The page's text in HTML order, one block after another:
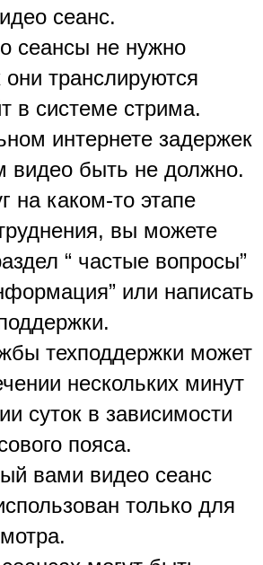
сеанс.
сеансы не нужно
они транслируются
в системе стрима.
интернете задержек
видео быть не должно.
на каком-то этапе
вы можете
“ частые вопросы”
или написать
техподдержки может
нескольких минут
суток в зависимости
пояса.
вами видео сеанс
только для